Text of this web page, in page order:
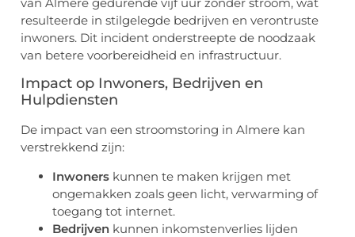
resulteerde in stilgelegde bedrijven en verontruste
inwoners. Dit incident onderstreepte de noodzaak
van betere voorbereidheid en infrastructuur.
Impact op Inwoners, Bedrijven en
Hulpdiensten
De impact van een stroomstoring in Almere kan
verstrekkend zijn:
Inwoners kunnen te maken krijgen met
ongemakken zoals geen licht, verwarming of
toegang tot internet.
Bedrijven kunnen inkomstenverlies lijden